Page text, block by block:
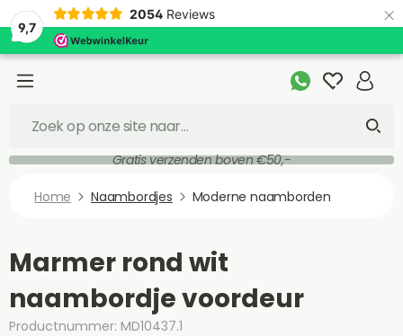
9,7
2054 Reviews ×
Gratis verzenden boven €50,-
Home Naambordjes Moderne naamborden
Marmer rond wit
naambordje voordeur
Productnummer: MD10437.1